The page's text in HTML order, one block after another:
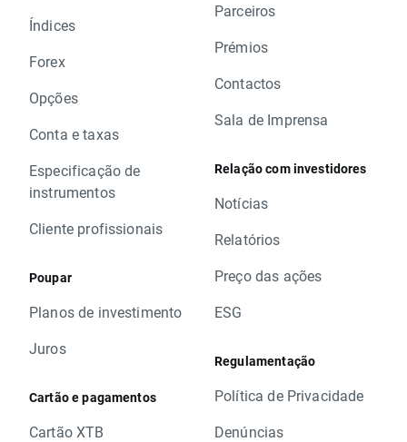
Índices
Forex
Opções
Conta e taxas
Especificação de
instrumentos
Cliente profissionais
Poupar
Planos de investimento
Juros
Cartão e pagamentos
Cartão XTB
Parceiros
Prémios
Contactos
Sala de Imprensa
Relação com investidores
Notícias
Relatórios
Preço das ações
ESG
Regulamentação
Política de Privacidade
Denúncias